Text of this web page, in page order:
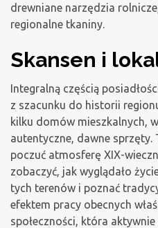
drewniane narzędzia
regionalne tkaniny.
Skansen i
Integralną częścią
z szacunku do historii
kilku domów mieszkalnych,
autentyczne, dawne sprzęty.
poczuć atmosferę XIX-
zobaczyć, jak wyglądało
tych terenów i poznać
efektem pracy obecnych
społeczności, która